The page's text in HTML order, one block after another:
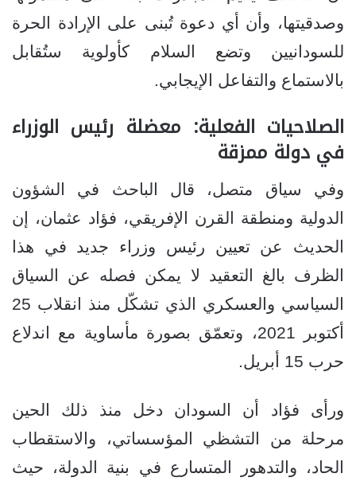
وصدقيتها، وأن أي دعوة تُبنى على الإرادة الحرة
للسودانيين وتضع السلام كأولوية ستُقابل
بالاستماع والتفاعل الإيجابي.
الصلاحيات الفعلية: معضلة رئيس الوزراء
في دولة ممزقة
وفي سياق متصل، قال الباحث في الشؤون
الدولية ومنطقة القرن الإفريقي، فؤاد عثمان، إن
الحديث عن تعيين رئيس وزراء جديد في هذا
الظرف بالغ التعقيد لا يمكن فصله عن السياق
السياسي والعسكري الذي تشكّل منذ انقلاب 25
أكتوبر 2021، وتعمّق بصورة مأساوية مع اندلاع
حرب 15 أبريل.
ورأى فؤاد أن السودان دخل منذ ذلك الحين
مرحلة من التشظي المؤسساتي، والاستقطاب
الحاد، والتدهور المتسارع في بنية الدولة، حيث